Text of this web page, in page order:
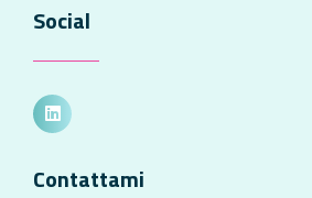
Social
Contattami